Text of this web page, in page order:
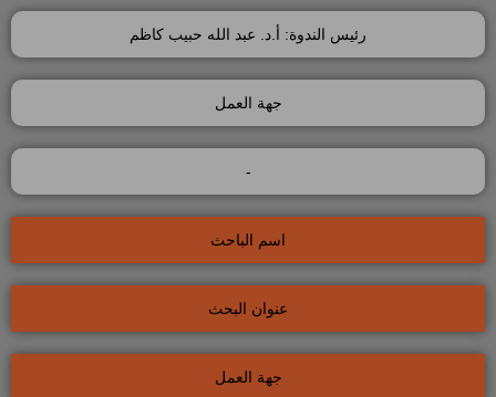
رئيس الندوة: أ.د. عبد الله حبيب كاظم
جهة العمل
-
اسم الباحث
عنوان البحث
جهة العمل